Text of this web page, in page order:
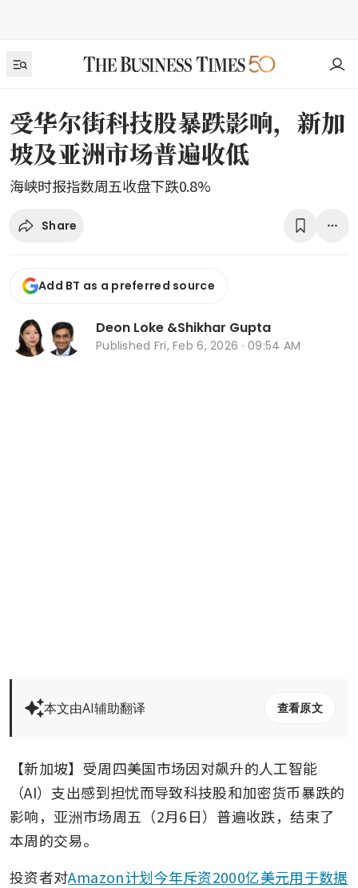
受华尔街科技股暴跌影响，新加
坡及亚洲市场普遍收低
海峡时报指数周五收盘下跌0.8%
Share
Add BT as a preferred source
Deon Loke &Shikhar Gupta
Published Fri, Feb 6, 2026 · 09:54 AM
本文由AI辅助翻译 查看原文
【新加坡】受周四美国市场因对飙升的人工智能
（AI）支出感到担忧而导致科技股和加密货币暴跌的
影响，亚洲市场周五（2月6日）普遍收跌，结束了
本周的交易。
投资者对Amazon计划今年斥资2000亿美元用于数据